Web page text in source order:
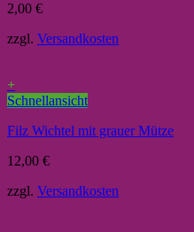
2,00 €
zzgl. Versandkosten
+
Schnellansicht
Filz Wichtel mit grauer Mütze
12,00 €
zzgl. Versandkosten